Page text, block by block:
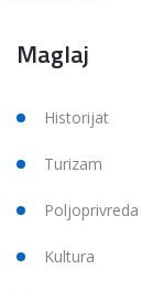
Maglaj
Historijat
Turizam
Poljoprivreda
Kultura